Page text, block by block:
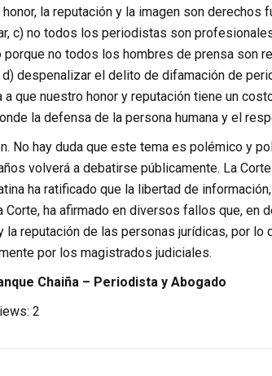
la reputación y la imagen son
c) no todos los periodistas son
no todos los hombres de prensa son
despenalizar el delito de difamación de
a que nuestro honor y reputación tiene un
la defensa de la persona humana y el
No hay duda que este tema es polémico y
volverá a debatirse públicamente. La
ha ratificado que la libertad de
Corte, ha afirmado en diversos fallos que,
la reputación de las personas jurídicas, por
por los magistrados judiciales.
Chaiña – Periodista y Abogado
2